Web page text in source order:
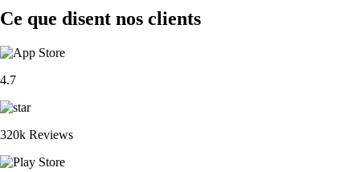
Ce que disent nos clients
4.7
320k Reviews